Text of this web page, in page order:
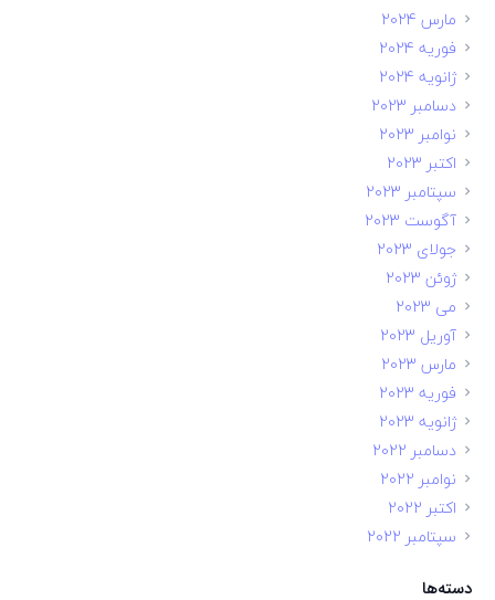
مارس 2024
فوریه 2024
ژانویه 2024
دسامبر 2023
نوامبر 2023
اکتبر 2023
سپتامبر 2023
آگوست 2023
جولای 2023
ژوئن 2023
می 2023
آوریل 2023
مارس 2023
فوریه 2023
ژانویه 2023
دسامبر 2022
نوامبر 2022
اکتبر 2022
سپتامبر 2022
دسته‌ها